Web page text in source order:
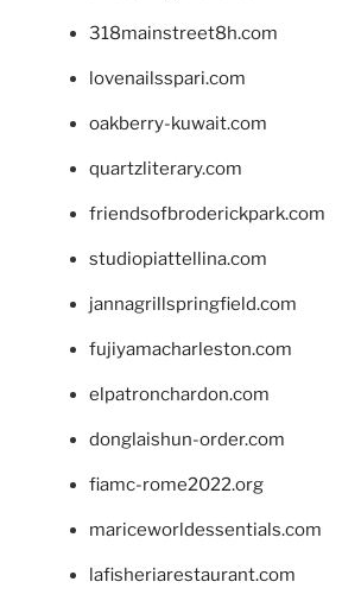
318mainstreet8h.com
lovenailsspari.com
oakberry-kuwait.com
quartzliterary.com
friendsofbroderickpark.com
studiopiattellina.com
jannagrillspringfield.com
fujiyamacharleston.com
elpatronchardon.com
donglaishun-order.com
fiamc-rome2022.org
mariceworldessentials.com
lafisheriarestaurant.com